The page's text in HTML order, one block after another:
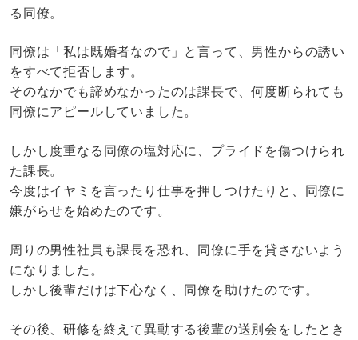
る同僚。
同僚は「私は既婚者なので」と言って、男性からの誘い
をすべて拒否します。
そのなかでも諦めなかったのは課長で、何度断られても
同僚にアピールしていました。
しかし度重なる同僚の塩対応に、プライドを傷つけられ
た課長。
今度はイヤミを言ったり仕事を押しつけたりと、同僚に
嫌がらせを始めたのです。
周りの男性社員も課長を恐れ、同僚に手を貸さないよう
になりました。
しかし後輩だけは下心なく、同僚を助けたのです。
その後、研修を終えて異動する後輩の送別会をしたとき